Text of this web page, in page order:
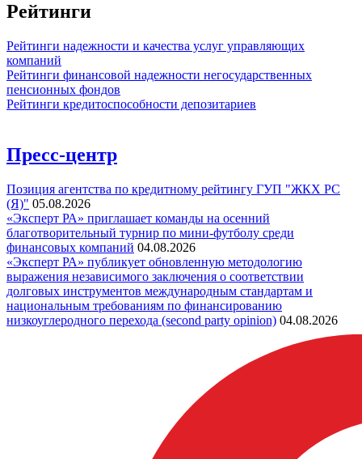
Рейтинги
Рейтинги надежности и качества услуг управляющих
компаний
Рейтинги финансовой надежности негосударственных
пенсионных фондов
Рейтинги кредитоспособности депозитариев
Пресс-центр
Позиция агентства по кредитному рейтингу ГУП "ЖКХ РС
(Я)" 05.08.2026
«Эксперт РА» приглашает команды на осенний
благотворительный турнир по мини-футболу среди
финансовых компаний 04.08.2026
«Эксперт РА» публикует обновленную методологию
выражения независимого заключения о соответствии
долговых инструментов международным стандартам и
национальным требованиям по финансированию
низкоуглеродного перехода (second party opinion) 04.08.2026